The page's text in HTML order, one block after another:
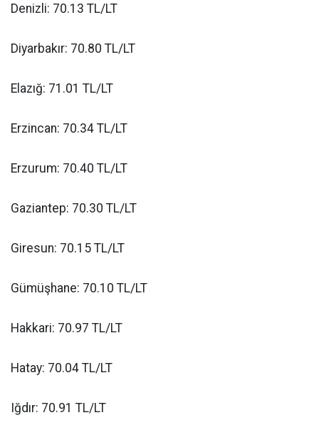
Denizli: 70.13 TL/LT
Diyarbakır: 70.80 TL/LT
Elazığ: 71.01 TL/LT
Erzincan: 70.34 TL/LT
Erzurum: 70.40 TL/LT
Gaziantep: 70.30 TL/LT
Giresun: 70.15 TL/LT
Gümüşhane: 70.10 TL/LT
Hakkari: 70.97 TL/LT
Hatay: 70.04 TL/LT
Iğdır: 70.91 TL/LT